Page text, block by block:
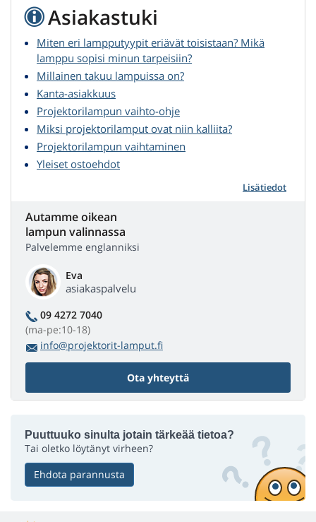
Asiakastuki
Miten eri lampputyypit eriävät toisistaan? Mikä
lamppu sopisi minun tarpeisiin?
Millainen takuu lampuissa on?
Kanta-asiakkuus
Projektorilampun vaihto-ohje
Miksi projektorilamput ovat niin kalliita?
Projektorilampun vaihtaminen
Yleiset ostoehdot
Lisätiedot
Autamme oikean
lampun valinnassa
Palvelemme englanniksi
Eva
asiakaspalvelu
09 4272 7040
(ma-pe:10-18)
info@projektorit-lamput.fi
Ota yhteyttä
Puuttuuko sinulta jotain tärkeää tietoa?
Tai oletko löytänyt virheen?
Ehdota parannusta